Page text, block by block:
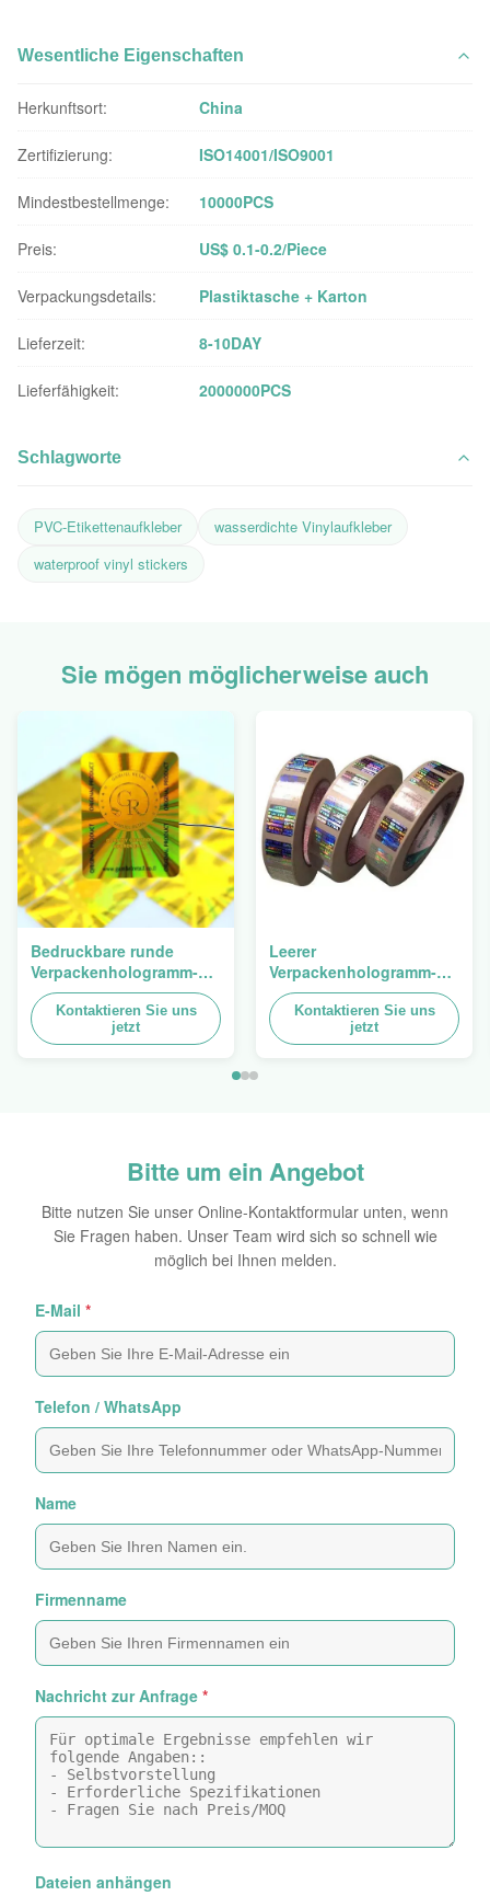
Wesentliche Eigenschaften
Herkunftsort: China
Zertifizierung: ISO14001/ISO9001
Mindestbestellmenge: 10000PCS
Preis: US$ 0.1-0.2/Piece
Verpackungsdetails: Plastiktasche + Karton
Lieferzeit: 8-10DAY
Lieferfähigkeit: 2000000PCS
Schlagworte
PVC-Etikettenaufkleber
wasserdichte Vinylaufkleber
waterproof vinyl stickers
Sie mögen möglicherweise auch
Bedruckbare runde
Verpackenhologramm-
ursprünglicher
Aufkleber-ganz
eigenhändig geschriebe
Kontaktieren Sie uns
jetzt
Leerer
Verpackenhologramm-
Sicherheits-Aufkleber-
Besetzer-offensichtlicher
Hologramm-Aufkleber
Kontaktieren Sie uns
jetzt
Bitte um ein Angebot
Bitte nutzen Sie unser Online-Kontaktformular unten, wenn
Sie Fragen haben. Unser Team wird sich so schnell wie
möglich bei Ihnen melden.
E-Mail *
Telefon / WhatsApp
Name
Firmenname
Nachricht zur Anfrage *
Dateien anhängen